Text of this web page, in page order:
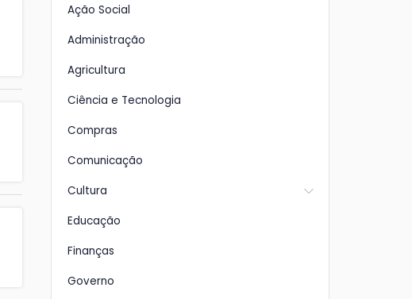
Ação Social
Administração
Agricultura
Ciência e Tecnologia
Compras
Comunicação
Cultura
Educação
Finanças
Governo